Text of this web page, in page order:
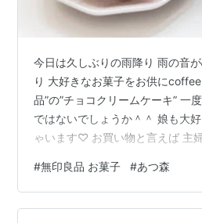
今日は久しぶりの雨降り 雨の音
り 大好きなお菓子をお供に
品”の”チョコクリームケーキ” 一
ではないでしょうか＾＾ 娘も大
ゃいます♡ お買い物と言えば 主
るのに… いざ”自分のため”ってな
さに今躊躇してるのが ”あつ森”
ストライプ生地に キャラクター
#無印良品 お菓子 #あつ森